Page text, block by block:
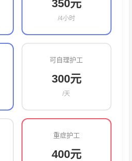
350元
/4小时
可自理护工
300元
/天
重症护工
400元